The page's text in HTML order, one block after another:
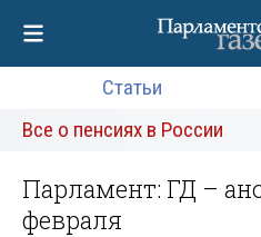
Статьи
Все о пенсиях в России
Парламент: ГД –
февраля